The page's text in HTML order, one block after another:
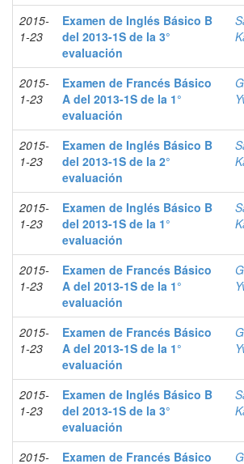
2015-
1-23
Examen de Inglés Básico B
del 2013-1S de la 3°
evaluación
2015-
1-23
Examen de Francés Básico
A del 2013-1S de la 1°
evaluación
2015-
1-23
Examen de Inglés Básico B
del 2013-1S de la 2°
evaluación
2015-
1-23
Examen de Inglés Básico B
del 2013-1S de la 1°
evaluación
2015-
1-23
Examen de Francés Básico
A del 2013-1S de la 1°
evaluación
2015-
1-23
Examen de Francés Básico
A del 2013-1S de la 1°
evaluación
2015-
1-23
Examen de Inglés Básico B
del 2013-1S de la 3°
evaluación
2015- Examen de Francés Básico